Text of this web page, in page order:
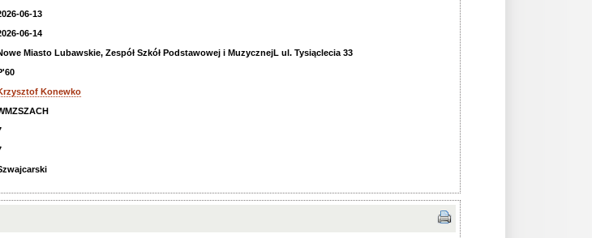
06-13
06-14
Miasto Lubawskie, Zespół Szkół Podstawowej i MuzycznejL ul. Tysiąclecia 33
Konewko